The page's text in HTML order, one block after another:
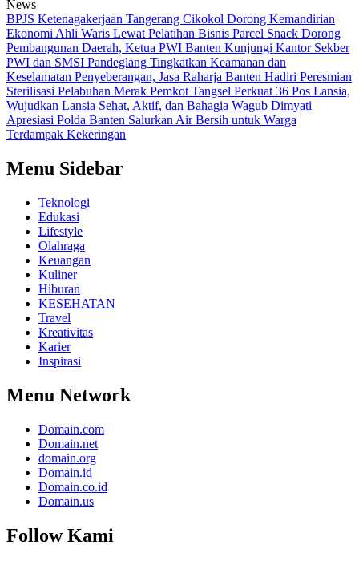
News
BPJS Ketenagakerjaan Tangerang Cikokol Dorong Kemandirian
Ekonomi Ahli Waris Lewat Pelatihan Bisnis Parcel Snack Dorong
Pembangunan Daerah, Ketua PWI Banten Kunjungi Kantor Sekber
PWI dan SMSI Pandeglang Tingkatkan Keamanan dan
Keselamatan Penyeberangan, Jasa Raharja Banten Hadiri Peresmian
Sterilisasi Pelabuhan Merak Pemkot Tangsel Perkuat 36 Pos Lansia,
Wujudkan Lansia Sehat, Aktif, dan Bahagia Wagub Dimyati
Apresiasi Polda Banten Salurkan Air Bersih untuk Warga
Terdampak Kekeringan
Menu Sidebar
Teknologi
Edukasi
Lifestyle
Olahraga
Keuangan
Kuliner
Hiburan
KESEHATAN
Travel
Kreativitas
Karier
Inspirasi
Menu Network
Domain.com
Domain.net
domain.org
Domain.id
Domain.co.id
Domain.us
Follow Kami